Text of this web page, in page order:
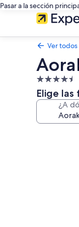
Pasar a la sección
Ver todos
Alojamiento
de
4.5 estrellas
Elige las
¿A